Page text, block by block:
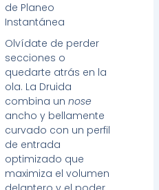
de Planeo
Instantánea
Olvídate de perder
secciones o
quedarte atrás en la
ola. La Druida
combina unnose
ancho y bellamente
curvado con un perfil
de entrada
optimizado que
maximiza el volumen